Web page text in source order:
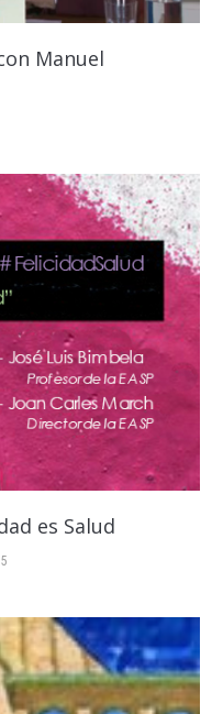
Manuel
es Salud